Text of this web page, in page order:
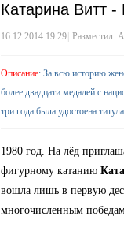
Катарина Витт
16.12.2014 19:29 Разместил:
Описание: За всю историю
более двадцати медалей с
три года была удостоена
1980 год. На лёд
фигурному катанию
вошла лишь в первую
многочисленным